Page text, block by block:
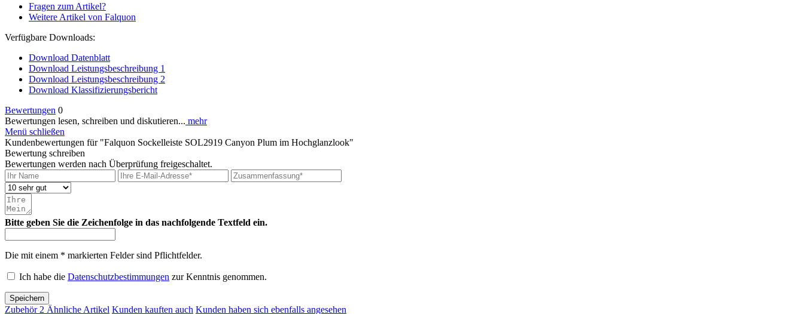
Fragen zum Artikel?
Weitere Artikel von Falquon
Verfügbare Downloads:
Download Datenblatt
Download Leistungsbeschreibung 1
Download Leistungsbeschreibung 2
Download Klassifizierungsbericht
Bewertungen 0
Bewertungen lesen, schreiben und diskutieren... mehr
Menü schließen
Kundenbewertungen für "Falquon Sockelleiste SOL2919 Canyon Plum im Hochglanzlook"
Bewertung schreiben
Bewertungen werden nach Überprüfung freigeschaltet.
Bitte geben Sie die Zeichenfolge in das nachfolgende Textfeld ein.
Die mit einem * markierten Felder sind Pflichtfelder.
Ich habe die Datenschutzbestimmungen zur Kenntnis genommen.
Speichern
Zubehör 2 Ähnliche Artikel Kunden kauften auch Kunden haben sich ebenfalls angesehen